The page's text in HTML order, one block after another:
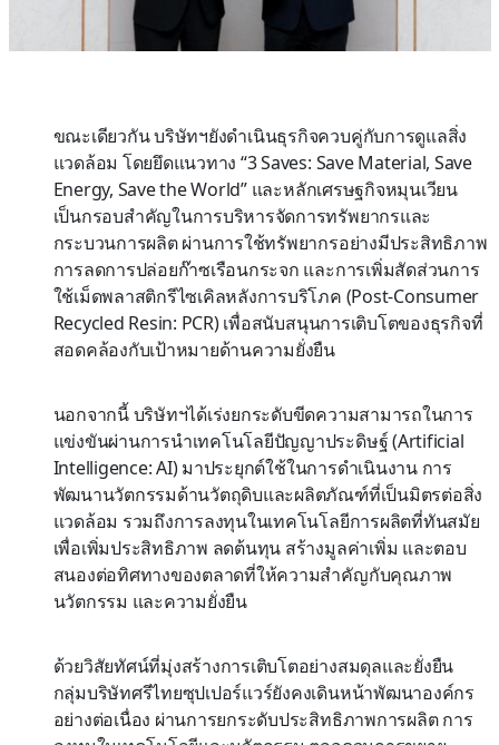
ขณะเดียวกัน บริษัทฯยังดำเนินธุรกิจควบคู่กับการดูแลสิ่ง
แวดล้อม โดยยึดแนวทาง “3 Saves: Save Material, Save
Energy, Save the World” และหลักเศรษฐกิจหมุนเวียน
เป็นกรอบสำคัญในการบริหารจัดการทรัพยากรและ
กระบวนการผลิต ผ่านการใช้ทรัพยากรอย่างมีประสิทธิภาพ
การลดการปล่อยก๊าซเรือนกระจก และการเพิ่มสัดส่วนการ
ใช้เม็ดพลาสติกรีไซเคิลหลังการบริโภค (Post-Consumer
Recycled Resin: PCR) เพื่อสนับสนุนการเติบโตของธุรกิจที่
สอดคล้องกับเป้าหมายด้านความยั่งยืน
นอกจากนี้ บริษัทฯได้เร่งยกระดับขีดความสามารถในการ
แข่งขันผ่านการนำเทคโนโลยีปัญญาประดิษฐ์ (Artificial
Intelligence: AI) มาประยุกต์ใช้ในการดำเนินงาน การ
พัฒนานวัตกรรมด้านวัตถุดิบและผลิตภัณฑ์ที่เป็นมิตรต่อสิ่ง
แวดล้อม รวมถึงการลงทุนในเทคโนโลยีการผลิตที่ทันสมัย
เพื่อเพิ่มประสิทธิภาพ ลดต้นทุน สร้างมูลค่าเพิ่ม และตอบ
สนองต่อทิศทางของตลาดที่ให้ความสำคัญกับคุณภาพ
นวัตกรรม และความยั่งยืน
ด้วยวิสัยทัศน์ที่มุ่งสร้างการเติบโตอย่างสมดุลและยั่งยืน
กลุ่มบริษัทศรีไทยซุปเปอร์แวร์ยังคงเดินหน้าพัฒนาองค์กร
อย่างต่อเนื่อง ผ่านการยกระดับประสิทธิภาพการผลิต การ